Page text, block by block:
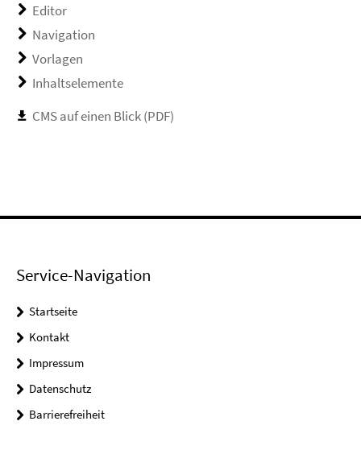
Editor
Navigation
Vorlagen
Inhaltselemente
CMS auf einen Blick (PDF)
Service-Navigation
Startseite
Kontakt
Impressum
Datenschutz
Barrierefreiheit